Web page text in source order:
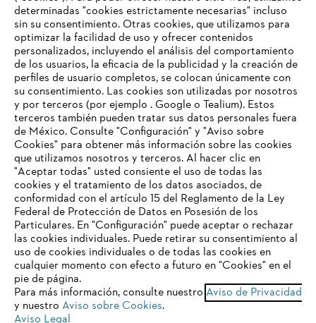
Empresa
Preguntas frecuentes
Contacto
Aviso de privacidad
Aviso de privacidad sobre cookies Información legal
TU NAVEGADOR NO ES
COMPATIBLE
El navegador que estás utilizando no es compatible con
nuestra página web. Para que puedas disfrutar de nuestro
contenido, utiliza uno de los siguientes navegadores:
firefox chrome
determinadas "cookies estrictamente necesarias" incluso
sin su consentimiento. Otras cookies, que utilizamos para
optimizar la facilidad de uso y ofrecer contenidos
personalizados, incluyendo el análisis del comportamiento
de los usuarios, la eficacia de la publicidad y la creación de
perfiles de usuario completos, se colocan únicamente con
su consentimiento. Las cookies son utilizadas por nosotros
y por terceros (por ejemplo . Google o Tealium). Estos
terceros también pueden tratar sus datos personales fuera
de México. Consulte "Configuración" y "Aviso sobre
Cookies" para obtener más información sobre las cookies
que utilizamos nosotros y terceros. Al hacer clic en
"Aceptar todas" usted consiente el uso de todas las
cookies y el tratamiento de los datos asociados, de
conformidad con el artículo 15 del Reglamento de la Ley
Federal de Protección de Datos en Posesión de los
Particulares. En "Configuración" puede aceptar o rechazar
las cookies individuales. Puede retirar su consentimiento al
uso de cookies individuales o de todas las cookies en
cualquier momento con efecto a futuro en "Cookies" en el
pie de página.
Para más información, consulte nuestro Aviso de Privacidad
y nuestro Aviso sobre Cookies.
Aviso Legal